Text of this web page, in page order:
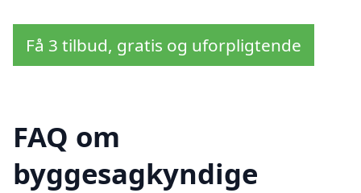
Få 3 tilbud, gratis og uforpligtende
FAQ om
byggesagkyndige